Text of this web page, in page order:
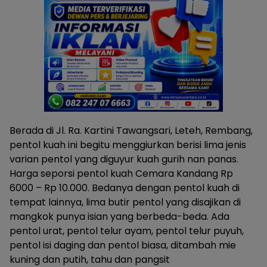
Berada di Jl. Ra. Kartini Tawangsari, Leteh, Rembang,
pentol kuah ini begitu menggiurkan berisi lima jenis
varian pentol yang diguyur kuah gurih nan panas.
Harga seporsi pentol kuah Cemara Kandang Rp
6000 – Rp 10.000. Bedanya dengan pentol kuah di
tempat lainnya, lima butir pentol yang disajikan di
mangkok punya isian yang berbeda-beda. Ada
pentol urat, pentol telur ayam, pentol telur puyuh,
pentol isi daging dan pentol biasa, ditambah mie
kuning dan putih, tahu dan pangsit